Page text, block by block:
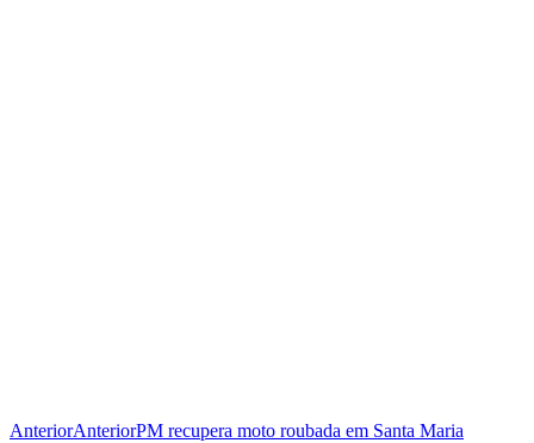
AnteriorAnteriorPM recupera moto roubada em Santa Maria